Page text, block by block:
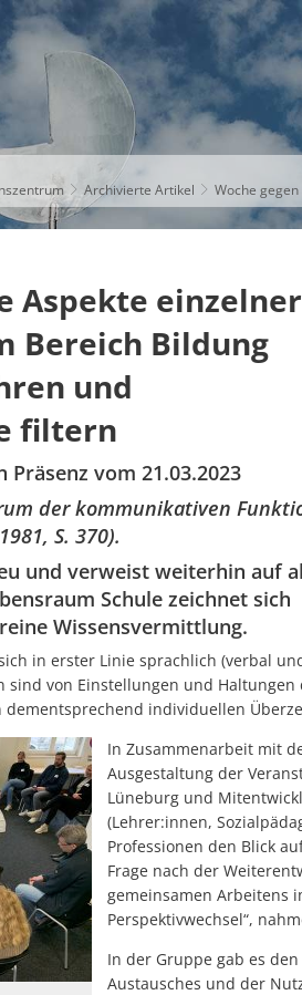
AKTUELLES THEMEN
Archivierte Artikel Woche gegen
Aspekte einzelner
Bereich Bildung
und
filtern
vom 21.03.2023
der kommunikativen
S. 370).
und verweist weiterhin auf
Schule zeichnet sich
Wissensvermittlung.
in erster Linie sprachlich (verbal
sind von Einstellungen und Haltungen
individuellen
In Zusammenarbeit mit
Ausgestaltung der
Lüneburg und
(Lehrer:innen,
Professionen den Blick
Frage nach der
gemeinsamen Arbeitens
Perspektivwechsel“,
In der Gruppe gab es
Austausches und der